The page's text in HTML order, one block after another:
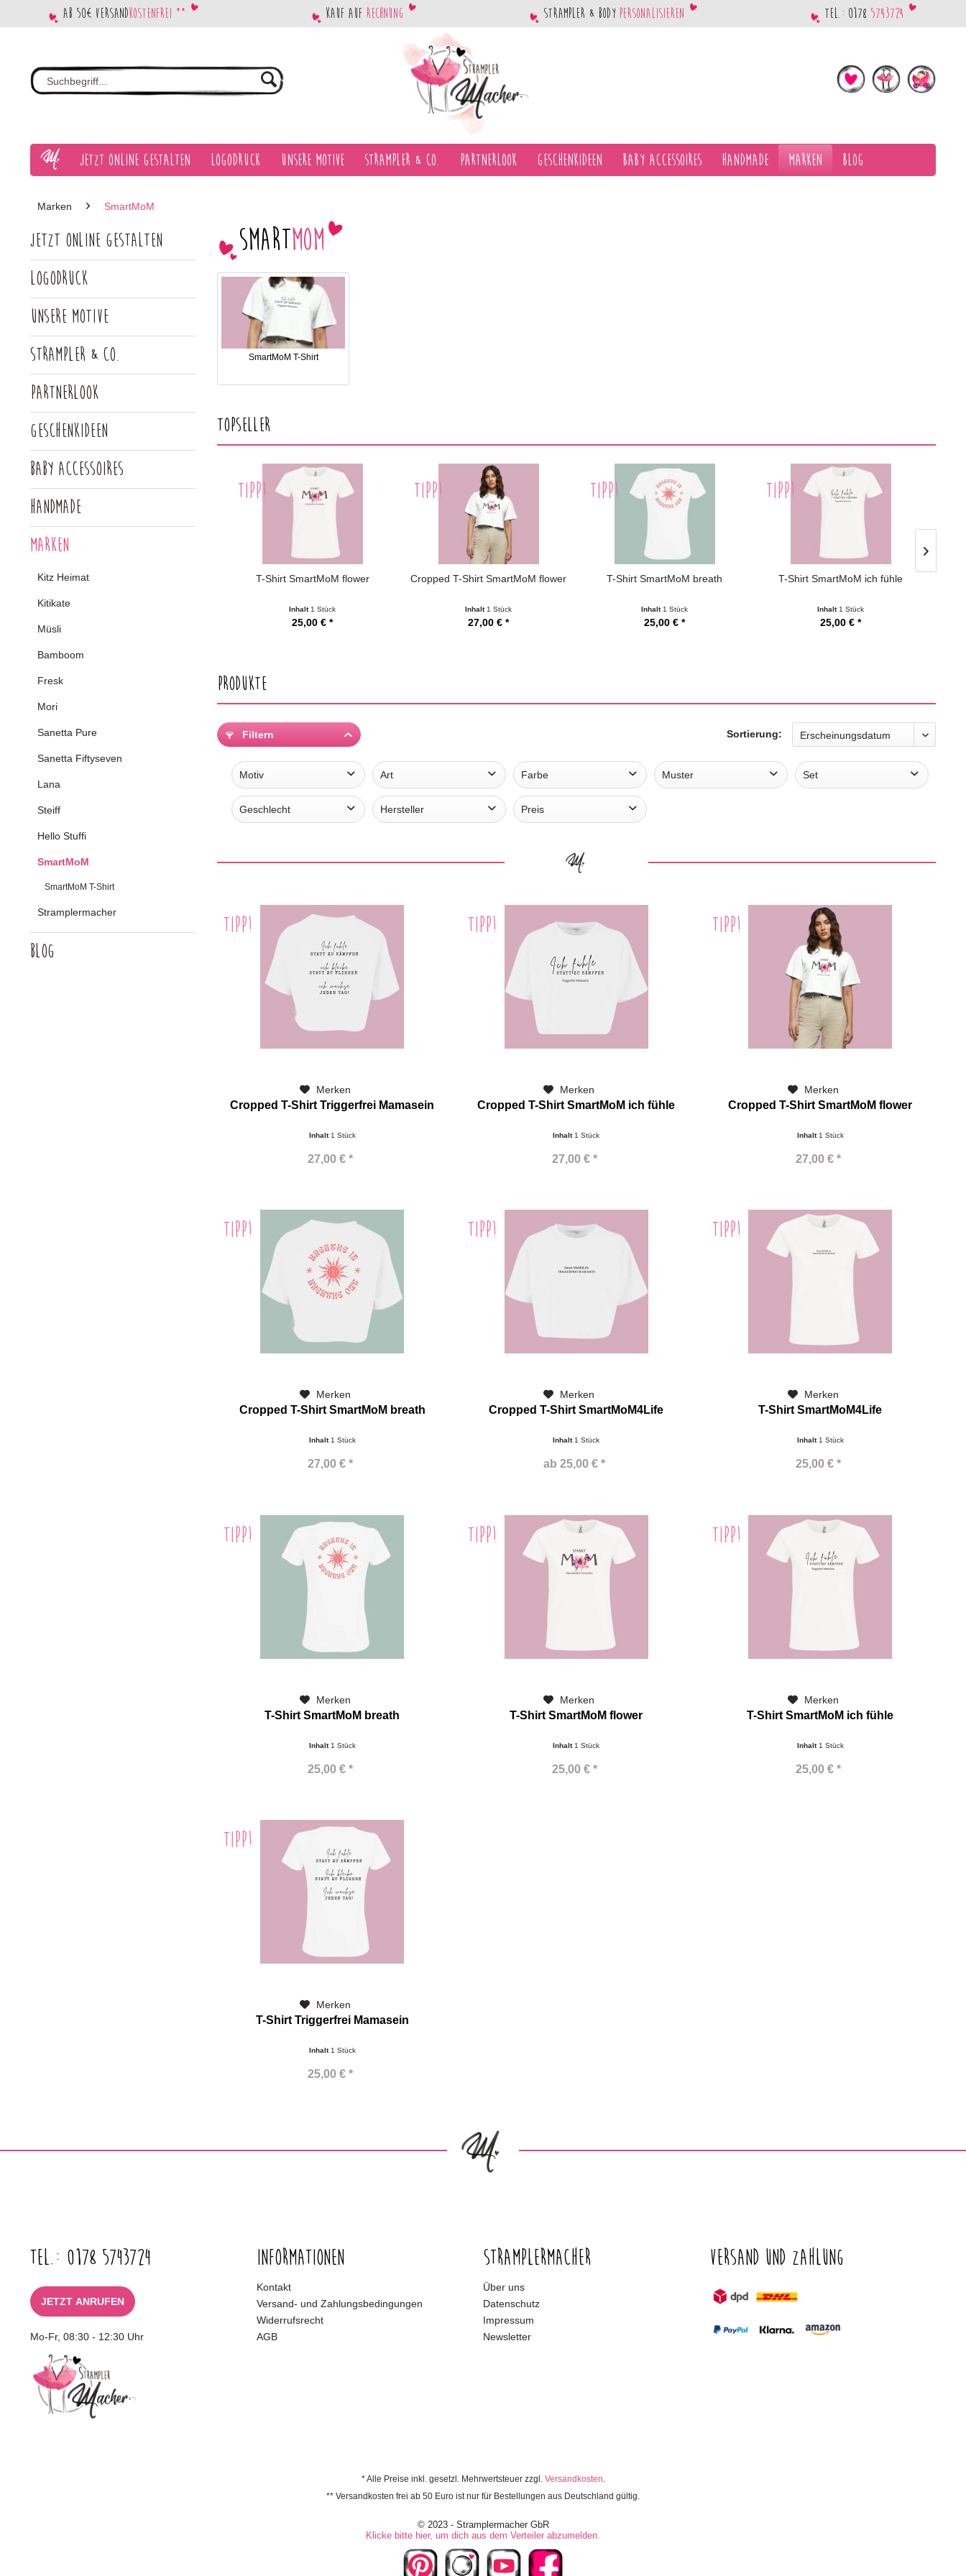
Ab 50€ Versandkostenfrei ** Kauf auf Rechnung Strampler & Body personalisieren Tel.: 0178 5743724
Jetzt Online gestalten Logodruck Unsere Motive Strampler & Co. Partnerlook Geschenkideen Baby Accessoires Handmade Marken Blog
Marken SmartMoM
Jetzt Online gestalten
Logodruck
Unsere Motive
Strampler & Co.
Partnerlook
Geschenkideen
Baby Accessoires
Handmade
Marken
Kitz Heimat
Kitikate
Müsli
Bamboom
Fresk
Mori
Sanetta Pure
Sanetta Fiftyseven
Lana
Steiff
Hello Stuffi
SmartMoM
SmartMoM T-Shirt
Stramplermacher
Blog
SmartMoM
SmartMoM T-Shirt
Topseller
TIPP!
T-Shirt SmartMoM flower
Inhalt1 Stück
25,00 € *
TIPP!
Cropped T-Shirt SmartMoM flower
Inhalt1 Stück
27,00 € *
TIPP!
T-Shirt SmartMoM breath
Inhalt1 Stück
25,00 € *
TIPP!
T-Shirt SmartMoM ich fühle
Inhalt1 Stück
25,00 € *
Produkte
Filtern Sortierung:
Motiv
Blume
breath
Art
kurzarm
Farbe
weiß
Muster Set
Geschlecht Hersteller Preis
25,00 €
27,00 €
TIPP!
Merken
Cropped T-Shirt Triggerfrei Mamasein
Inhalt 1 Stück
27,00 € *
TIPP!
Merken
Cropped T-Shirt SmartMoM ich fühle
Inhalt 1 Stück
27,00 € *
TIPP!
Merken
Cropped T-Shirt SmartMoM flower
Inhalt 1 Stück
27,00 € *
TIPP!
Merken
Cropped T-Shirt SmartMoM breath
Inhalt 1 Stück
27,00 € *
TIPP!
Merken
Cropped T-Shirt SmartMoM4Life
Inhalt 1 Stück
ab 25,00 € *
TIPP!
Merken
T-Shirt SmartMoM4Life
Inhalt 1 Stück
25,00 € *
TIPP!
Merken
T-Shirt SmartMoM breath
Inhalt 1 Stück
25,00 € *
TIPP!
Merken
T-Shirt SmartMoM flower
Inhalt 1 Stück
25,00 € *
TIPP!
Merken
T-Shirt SmartMoM ich fühle
Inhalt 1 Stück
25,00 € *
TIPP!
Merken
T-Shirt Triggerfrei Mamasein
Inhalt 1 Stück
25,00 € *
Tel.: 0178 5743724
JETZT ANRUFEN
Mo-Fr, 08:30 - 12:30 Uhr
Informationen
Kontakt
Versand- und Zahlungsbedingungen
Widerrufsrecht
AGB
Stramplermacher
Über uns
Datenschutz
Impressum
Newsletter
Versand und Zahlung
* Alle Preise inkl. gesetzl. Mehrwertsteuer zzgl. Versandkosten
** Versandkosten frei ab 50 Euro ist nur für Bestellungen aus Deutschland gültig.
© 2023 - Stramplermacher GbR
Klicke bitte hier, um dich aus dem Verteiler abzumelden.